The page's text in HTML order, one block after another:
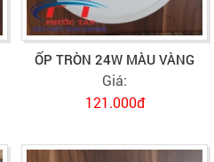
ỐP TRÒN 24W MÀU VÀNG
Giá:
121.000đ